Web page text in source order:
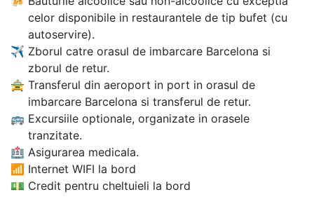
celor disponibile in restaurantele de tip bufet (cu
autoservire).
✈ Zborul catre orasul de imbarcare Barcelona si
zborul de retur.
🚖 Transferul din aeroport in port in orasul de
imbarcare Barcelona si transferul de retur.
🚌 Excursiile optionale, organizate in orasele
tranzitate.
🏥 Asigurarea medicala.
📶 Internet WIFI la bord
💵 Credit pentru cheltuieli la bord